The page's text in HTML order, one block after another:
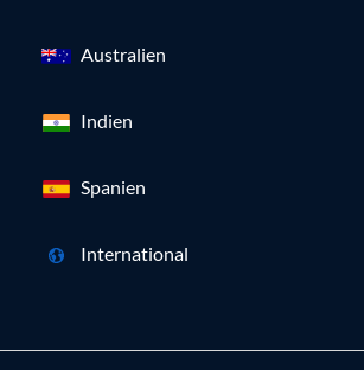
Australien
Indien
Spanien
International